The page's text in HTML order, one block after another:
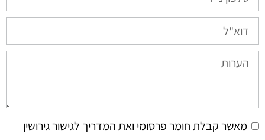
מאשר קבלת חומר פרסומי ואת המדריך לגישור גירושין